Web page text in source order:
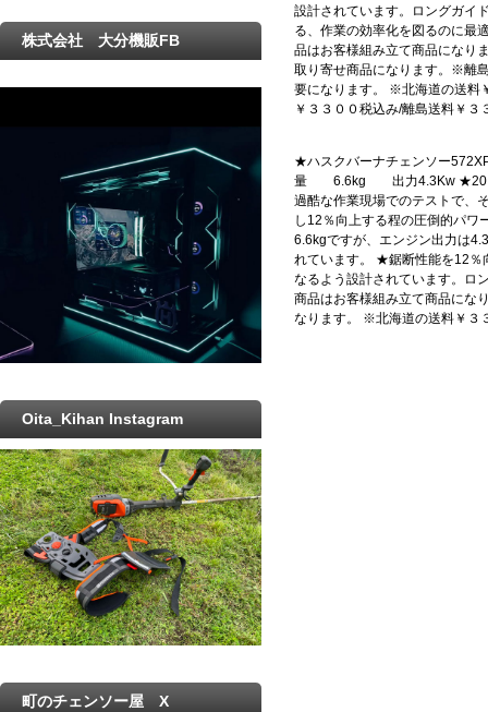
設計されています。ロングガイ
る、作業の効率化を図るのに最
品はお客様組み立て商品になり
取り寄せ商品になります。※離
要になります。 ※北海道の送
￥３３００税込み/離島送料￥３
★ハスクバーナチェンソー
量 6.6kg 出力4.3Kw ★20イン
過酷な作業現場でのテストで、
し12％向上する程の圧倒的パ
6.6kgですが、エンジン出力は
れています。 ★鋸断性能を12％
なるよう設計されています。ロ
商品はお客様組み立て商品にな
なります。 ※北海道の送料￥３
株式会社 大分機販FB
Oita_Kihan Instagram
町のチェンソー屋 X